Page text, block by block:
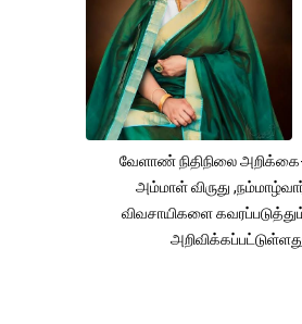
வேளாண் நிதிநிலை
அம்மாள் விருது ,நம்மாழ்வார்
விவசாயிகளை